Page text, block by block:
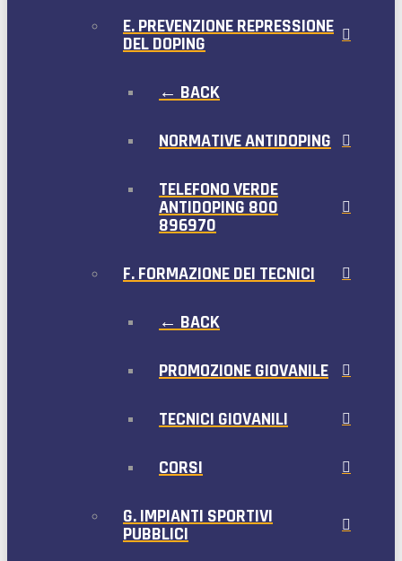
E. PREVENZIONE REPRESSIONE
DEL DOPING
← BACK
NORMATIVE ANTIDOPING
TELEFONO VERDE
ANTIDOPING 800
896970
F. FORMAZIONE DEI TECNICI
← BACK
PROMOZIONE GIOVANILE
TECNICI GIOVANILI
CORSI
G. IMPIANTI SPORTIVI
PUBBLICI